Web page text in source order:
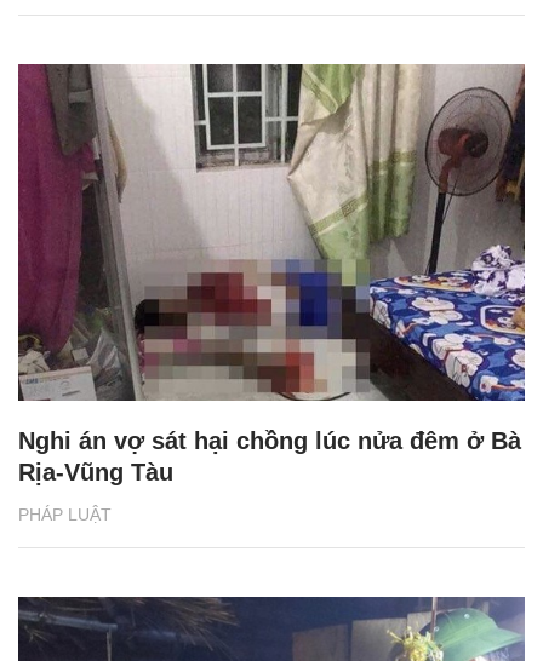
PHÁP LUẬT
Nghi án vợ sát hại chồng lúc nửa đêm ở Bà
Rịa-Vũng Tàu